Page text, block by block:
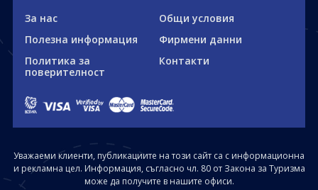
За нас
Общи условия
Полезна информация
Фирмени данни
Политика за
поверителност
Контакти
Уважаеми клиенти, публикациите на този сайт са с информационна
и рекламна цел. Информация, съгласно чл. 80 от Закона за Туризма
може да получите в нашите офиси.